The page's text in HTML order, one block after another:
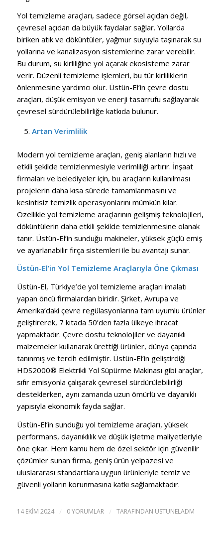
Yol temizleme araçları, sadece görsel açıdan değil,
çevresel açıdan da büyük faydalar sağlar. Yollarda
biriken atık ve döküntüler, yağmur suyuyla taşınarak su
yollarına ve kanalizasyon sistemlerine zarar verebilir.
Bu durum, su kirliliğine yol açarak ekosisteme zarar
verir. Düzenli temizleme işlemleri, bu tür kirliliklerin
önlenmesine yardımcı olur. Üstün-El’in çevre dostu
araçları, düşük emisyon ve enerji tasarrufu sağlayarak
çevresel sürdürülebilirliğe katkıda bulunur.
Artan Verimlilik
Modern yol temizleme araçları, geniş alanların hızlı ve
etkili şekilde temizlenmesiyle verimliliği artırır. İnşaat
firmaları ve belediyeler için, bu araçların kullanılması
projelerin daha kısa sürede tamamlanmasını ve
kesintisiz temizlik operasyonlarını mümkün kılar.
Özellikle yol temizleme araçlarının gelişmiş teknolojileri,
döküntülerin daha etkili şekilde temizlenmesine olanak
tanır. Üstün-El’in sunduğu makineler, yüksek güçlü emiş
ve ayarlanabilir fırça sistemleri ile bu avantajı sunar.
Üstün-El’in Yol Temizleme Araçlarıyla Öne Çıkması
Üstün-El, Türkiye’de yol temizleme araçları imalatı
yapan öncü firmalardan biridir. Şirket, Avrupa ve
Amerika’daki çevre regülasyonlarına tam uyumlu ürünler
geliştirerek, 7 kıtada 50’den fazla ülkeye ihracat
yapmaktadır. Çevre dostu teknolojiler ve dayanıklı
malzemeler kullanarak ürettiği ürünler, dünya çapında
tanınmış ve tercih edilmiştir. Üstün-El’in geliştirdiği
HDS2000® Elektrikli Yol Süpürme Makinası gibi araçlar,
sıfır emisyonla çalışarak çevresel sürdürülebilirliği
desteklerken, aynı zamanda uzun ömürlü ve dayanıklı
yapısıyla ekonomik fayda sağlar.
Üstün-El’in sunduğu yol temizleme araçları, yüksek
performans, dayanıklılık ve düşük işletme maliyetleriyle
öne çıkar. Hem kamu hem de özel sektör için güvenilir
çözümler sunan firma, geniş ürün yelpazesi ve
uluslararası standartlara uygun ürünleriyle temiz ve
güvenli yolların korunmasına katkı sağlamaktadır.
14 EKIM 2024 / 0 YORUMLAR / TARAFINDAN USTUNELADM